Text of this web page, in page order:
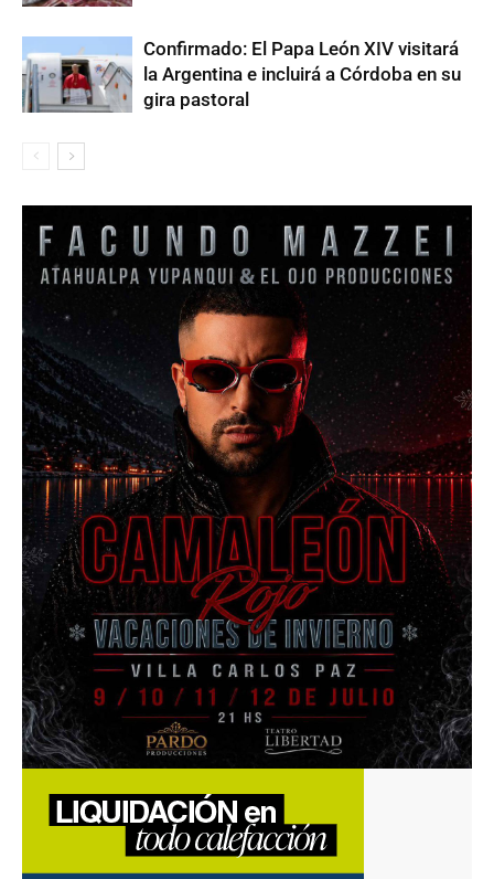
Confirmado: El Papa León XIV visitará
la Argentina e incluirá a Córdoba en su
gira pastoral